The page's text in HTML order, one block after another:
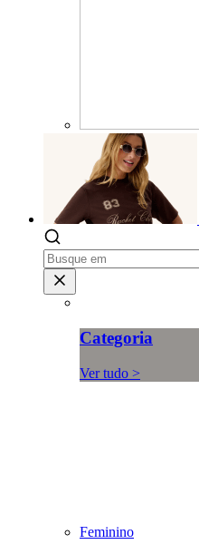
Categoria
Ver tudo >
Feminino